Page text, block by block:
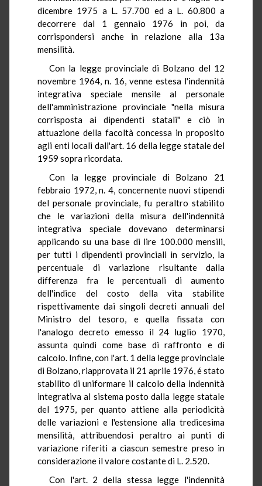
dicembre 1975 a L. 57.700 ed a L. 60.800 a
decorrere dal 1 gennaio 1976 in poi, da
corrispondersi anche in relazione alla 13a
mensilità.
Con la legge provinciale di Bolzano del 12
novembre 1964, n. 16, venne estesa l'indennità
integrativa speciale mensile al personale
dell'amministrazione provinciale "nella misura
corrisposta ai dipendenti statali" e ciò in
attuazione della facoltà concessa in proposito
agli enti locali dall'art. 16 della legge statale del
1959 sopra ricordata.
Con la legge provinciale di Bolzano 21
febbraio 1972, n. 4, concernente nuovi stipendi
del personale provinciale, fu peraltro stabilito
che le variazioni della misura dell'indennità
integrativa speciale dovevano determinarsi
applicando su una base di lire 100.000 mensili,
per tutti i dipendenti provinciali in servizio, la
percentuale di variazione risultante dalla
differenza fra le percentuali di aumento
dell'indice del costo della vita stabilite
rispettivamente dai singoli decreti annuali del
Ministro del tesoro, e quella fissata con
l'analogo decreto emesso il 24 luglio 1970,
assunta quindi come base di raffronto e di
calcolo. Infine, con l'art. 1 della legge provinciale
di Bolzano, riapprovata il 21 aprile 1976, é stato
stabilito di uniformare il calcolo della indennità
integrativa al sistema posto dalla legge statale
del 1975, per quanto attiene alla periodicità
delle variazioni e l'estensione alla tredicesima
mensilità, attribuendosi peraltro ai punti di
variazione riferiti a ciascun semestre preso in
considerazione il valore costante di L. 2.520.
Con l'art. 2 della stessa legge l'indennità